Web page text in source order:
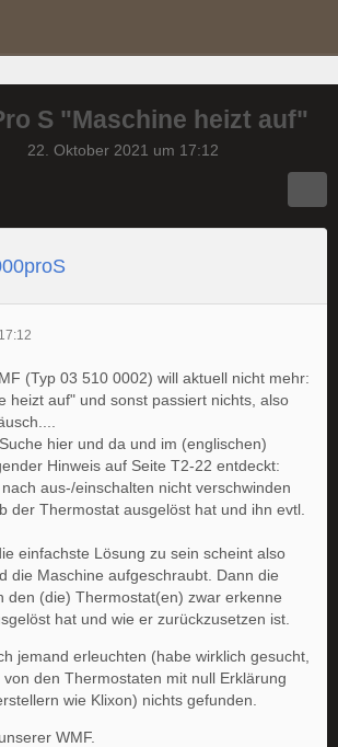
S "Maschine heizt auf"
22. Oktober 2021 um 17:12
(Typ 03 510 0002) will aktuell nicht mehr:
heizt auf" und sonst passiert nichts, also
hier und da und im (englischen)
Hinweis auf Seite T2-22 entdeckt:
aus-/einschalten nicht verschwinden
der Thermostat ausgelöst hat und ihn evtl.
einfachste Lösung zu sein scheint also
die Maschine aufgeschraubt. Dann die
den (die) Thermostat(en) zwar erkenne
hat und wie er zurückzusetzen ist.
jemand erleuchten (habe wirklich gesucht,
den Thermostaten mit null Erklärung
wie Klixon) nichts gefunden.
WMF.